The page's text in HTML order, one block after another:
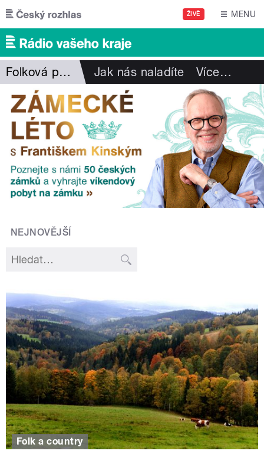
Přejít k hlavnímu obsahu
ŽIVĚ MENU
Folková pohlazení Jak nás naladíte Více…
NEJNOVĚJŠÍ
Folk a country